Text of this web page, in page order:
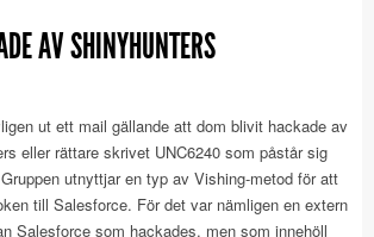
AV SHINYHUNTERS
ut ett mail gällande att dom blivit hackade av
eller rättare skrivet UNC6240 som påstår sig
utnyttjar en typ av Vishing-metod för att
till Salesforce. För det var nämligen en extern
Salesforce som hackades, men som innehöll